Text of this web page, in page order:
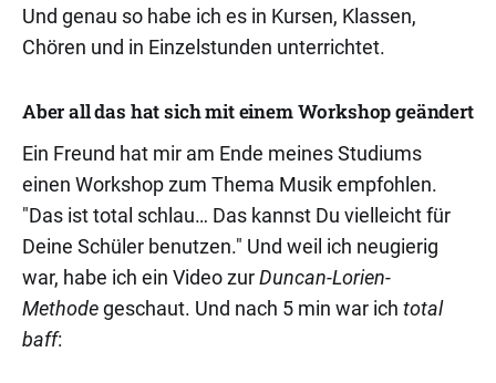
Und genau so habe ich es in Kursen, Klassen,
Chören und in Einzelstunden unterrichtet.
Aber all das hat sich mit einem Workshop geändert
Ein Freund hat mir am Ende meines Studiums
einen Workshop zum Thema Musik empfohlen.
"Das ist total schlau… Das kannst Du vielleicht für
Deine Schüler benutzen." Und weil ich neugierig
war, habe ich ein Video zurDuncan-Lorien-
Methodegeschaut. Und nach 5 min war ich total
baff: